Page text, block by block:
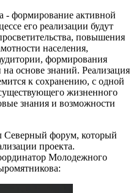
- формирование активной
его реализации будут
повышения
населения,
формирования
основе знаний. Реализация
к сохранению, с одной
жизненного
знания и возможности
Северный форум, который
проекта.
Молодежного